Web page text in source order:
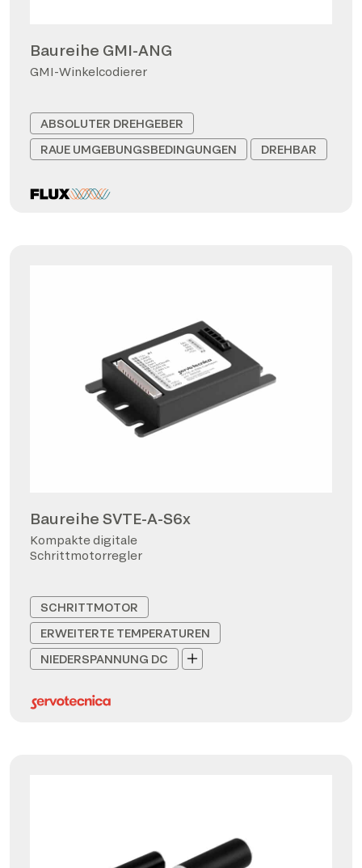
Baureihe GMI-ANG
GMI-Winkelcodierer
ABSOLUTER DREHGEBER
RAUE UMGEBUNGSBEDINGUNGEN
DREHBAR
Baureihe SVTE-A-S6x
Kompakte digitale
Schrittmotorregler
SCHRITTMOTOR
ERWEITERTE TEMPERATUREN
NIEDERSPANNUNG DC